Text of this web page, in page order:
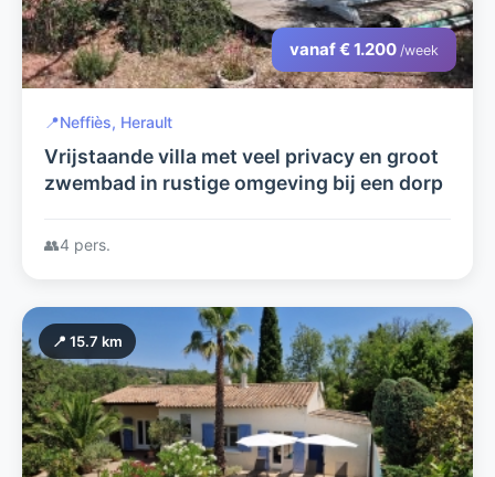
vanaf € 1.200 /week
📍Neffiès, Herault
Vrijstaande villa met veel privacy en groot
zwembad in rustige omgeving bij een dorp
👥4 pers.
📍 15.7 km